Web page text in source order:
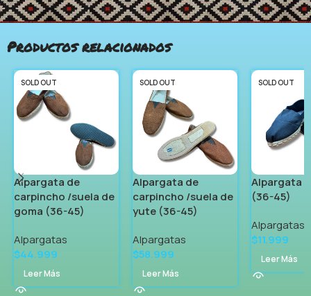
Productos relacionados
SOLD OUT
Alpargata de
carpincho /suela de
goma (36-45)
Alpargatas
$44.999
Leer Más
SOLD OUT
Alpargata de
carpincho /suela de
yute (36-45)
Alpargatas
$58.999
Leer Más
SOLD OUT
Alpargata
(36-45)
Alpargatas
$11.999
Leer Más